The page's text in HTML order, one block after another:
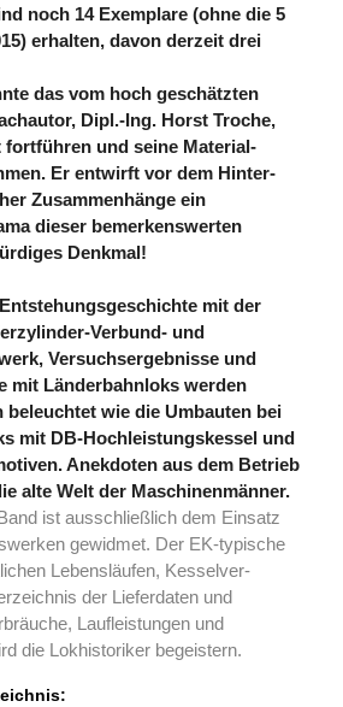
noch 14 Exemplare (ohne die 5
erhalten, davon derzeit drei
das vom hoch geschätzten
Dipl.-Ing. Horst Troche,
fortführen und seine Material­
Er entwirft vor dem Hinter­
Zusammen­hänge ein
dieser bemerkens­werten
Denkmal!
mit der
Verbund- und
Versuchsergebnisse und
mit Länder­bahn­loks werden
wie die Umbauten bei
mit DB-Hochleistungskessel und
Anekdoten aus dem Betrieb
alte Welt der Maschinen­männer.
ist ausschließlich dem Einsatz
gewidmet. Der EK-typische
Lebens­läufen, Kessel­ver­
der Lieferdaten und
Laufleistungen und
die Lokhistoriker begeistern.